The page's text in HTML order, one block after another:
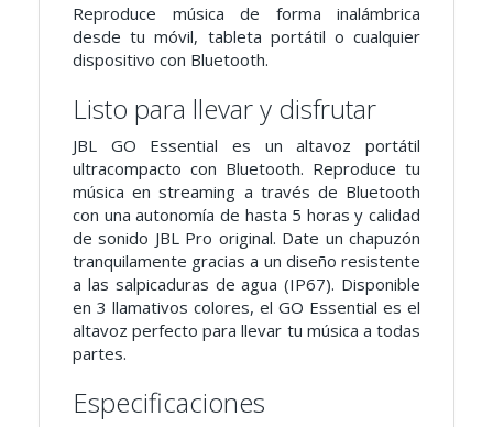
Reproduce música de forma inalámbrica
desde tu móvil, tableta portátil o cualquier
dispositivo con Bluetooth.
Listo para llevar y disfrutar
JBL GO Essential es un altavoz portátil
ultracompacto con Bluetooth. Reproduce tu
música en streaming a través de Bluetooth
con una autonomía de hasta 5 horas y calidad
de sonido JBL Pro original. Date un chapuzón
tranquilamente gracias a un diseño resistente
a las salpicaduras de agua (IP67). Disponible
en 3 llamativos colores, el GO Essential es el
altavoz perfecto para llevar tu música a todas
partes.
Especificaciones